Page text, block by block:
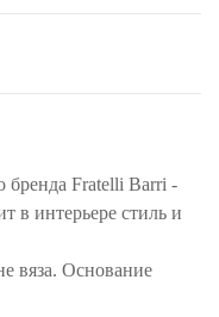
бренда Fratelli Barri -
в интерьере стиль и
вяза. Основание